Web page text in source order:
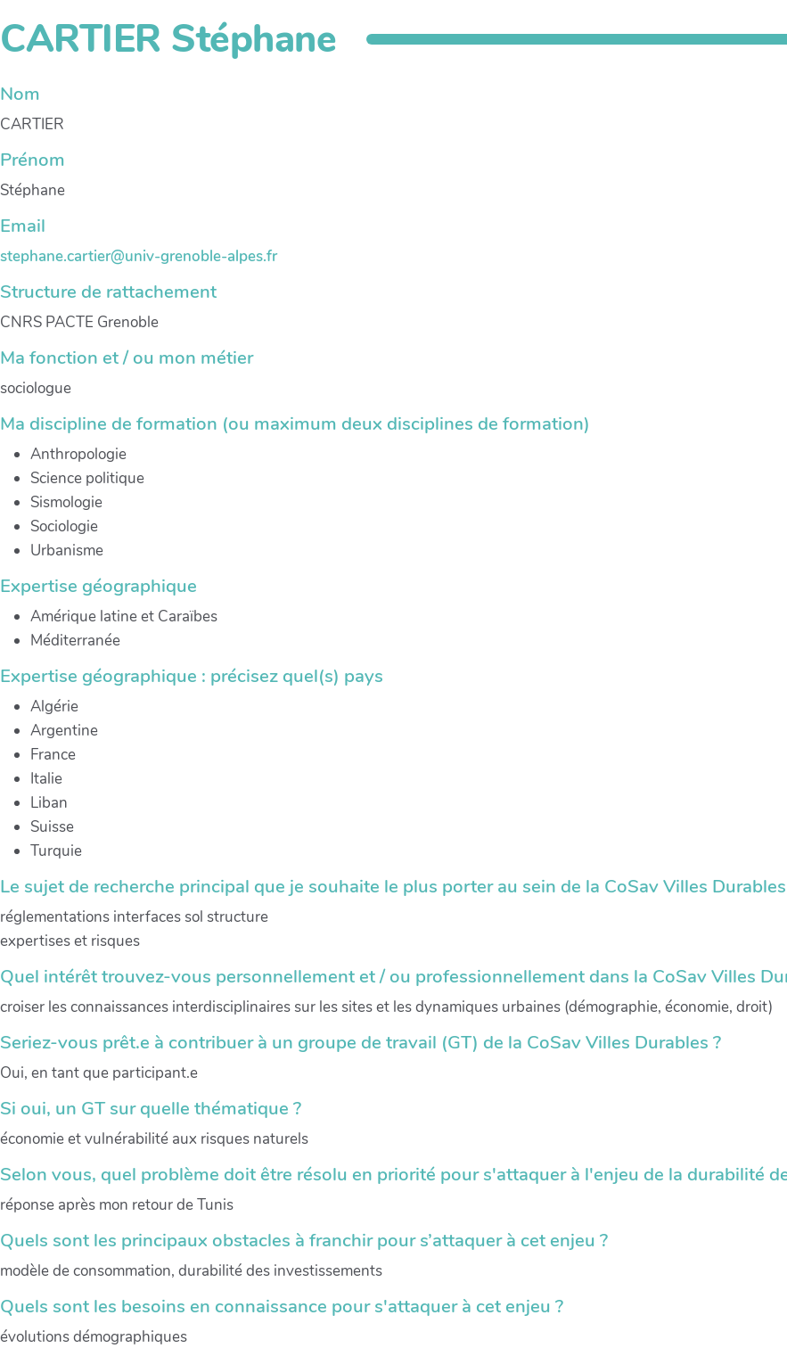
CARTIER Stéphane
Nom
CARTIER
Prénom
Stéphane
Email
stephane.cartier@univ-grenoble-alpes.fr
Structure de rattachement
CNRS PACTE Grenoble
Ma fonction et / ou mon métier
sociologue
Ma discipline de formation (ou maximum deux disciplines de formation)
Anthropologie
Science politique
Sismologie
Sociologie
Urbanisme
Expertise géographique
Amérique latine et Caraïbes
Méditerranée
Expertise géographique : précisez quel(s) pays
Algérie
Argentine
France
Italie
Liban
Suisse
Turquie
Le sujet de recherche principal que je souhaite le plus porter au sein de la CoSav Villes Durables
réglementations interfaces sol structure
expertises et risques
Quel intérêt trouvez-vous personnellement et / ou professionnellement dans la CoSav Villes
croiser les connaissances interdisciplinaires sur les sites et les dynamiques urbaines (démographie, économie, droit)
Seriez-vous prêt.e à contribuer à un groupe de travail (GT) de la CoSav Villes Durables ?
Oui, en tant que participant.e
Si oui, un GT sur quelle thématique ?
économie et vulnérabilité aux risques naturels
Selon vous, quel problème doit être résolu en priorité pour s'attaquer à l'enjeu de la durabilité
réponse après mon retour de Tunis
Quels sont les principaux obstacles à franchir pour s’attaquer à cet enjeu ?
modèle de consommation, durabilité des investissements
Quels sont les besoins en connaissance pour s'attaquer à cet enjeu ?
évolutions démographiques